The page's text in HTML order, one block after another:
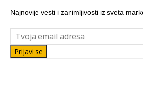
Najnovije vesti i zanimljivosti iz sveta
Prijavi se